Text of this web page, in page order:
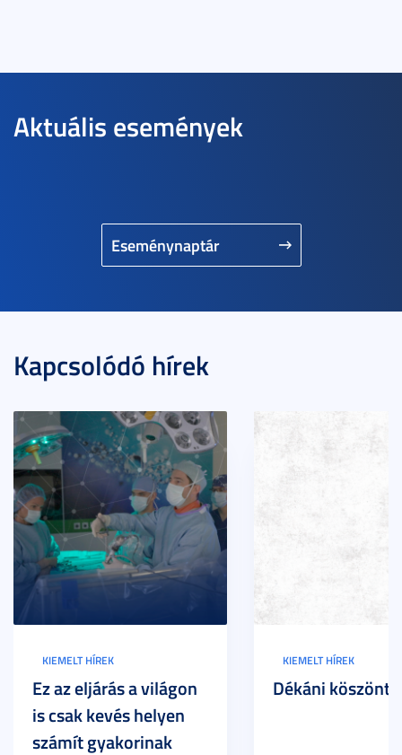
Aktuális események
Eseménynaptár
Kapcsolódó hírek
KIEMELT HÍREK
Ez az eljárás a világon
is csak kevés helyen
számít gyakorinak
KIEMELT HÍREK
Dékáni köszöntő